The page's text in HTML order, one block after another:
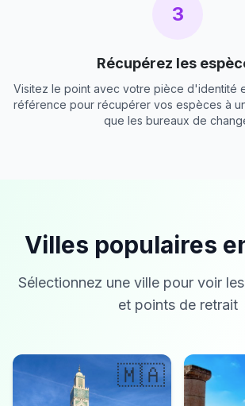
3
Récupérez les
Visitez le point avec votre pièce d'identité
référence pour récupérer vos espèces à
que les bureaux de
Villes populaires
Sélectionnez une ville pour voir
et points de retrait
🇲🇦